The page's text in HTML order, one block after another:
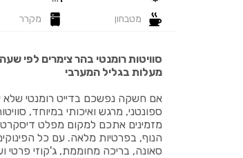
מטבחון מקרר
סוויטות רומנטי בהר צימרים לפי
מעלות בגליל המערבי
אם חשקה נפשכם בדייט רומנטי שלא
ספונטני, מרגש ואיכותי במיוחד,
מזמינים אתכם למקום מפלט דיסקרטי
הנוף, בפרטיות מלאה. עם כל
סאונה, בריכה מחוממת, ג'קוזי פרטי